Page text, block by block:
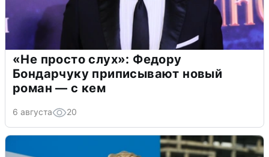
«Не просто слух»: Федору
Бондарчуку приписывают новый
роман — с кем
6 августа 20